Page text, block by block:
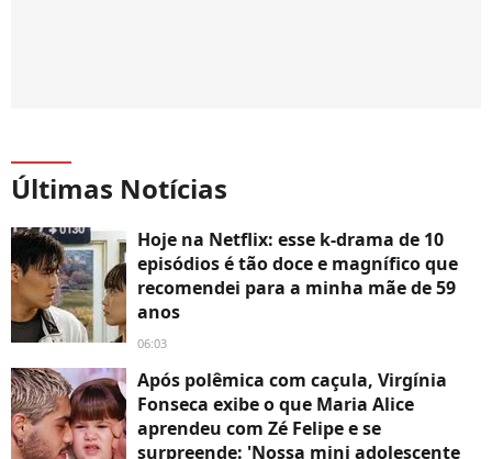
Últimas Notícias
Hoje na Netflix: esse k-drama de 10
episódios é tão doce e magnífico que
recomendei para a minha mãe de 59
anos
06:03
Após polêmica com caçula, Virgínia
Fonseca exibe o que Maria Alice
aprendeu com Zé Felipe e se
surpreende: 'Nossa mini adolescente